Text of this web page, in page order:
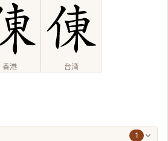
香港 台湾
1